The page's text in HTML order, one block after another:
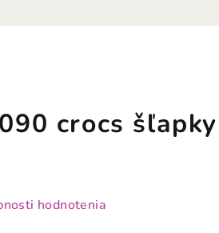
crocs
hodnotenia